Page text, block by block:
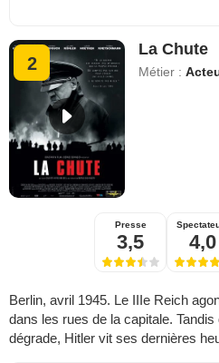
2
La Chute
Métier :
Presse
3,5 4,0
Berlin, avril 1945. Le IIIe Reich
dans les rues de la capitale.
dégrade, Hitler vit ses dernières